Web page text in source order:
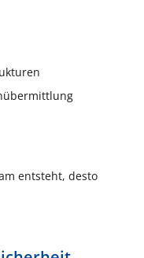
entsteht, desto